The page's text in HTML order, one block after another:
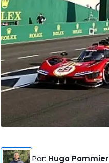
Par: Hugo Pommier